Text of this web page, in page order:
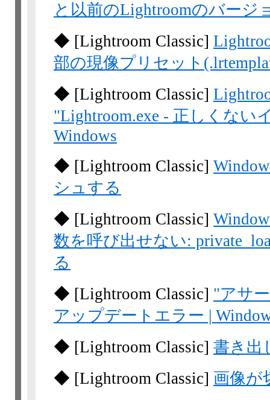
と以前のLightroomのバー
◆ [Lightroom Classic]
部の現像プリセット
◆ [Lightroom Classic]
"Lightroom.exe - 正しくない
Windows
◆ [Lightroom Classic]
シュする
◆ [Lightroom Classic]
数を呼び出せない:
る
◆ [Lightroom Classic] "アサ
アップデートエラー |
◆ [Lightroom Classic] 書き出
◆ [Lightroom Classic] 画像が